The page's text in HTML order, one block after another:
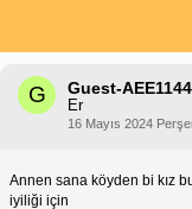
G Guest-
Er
16 Mayıs 2024
Annen sana köyden bi kız
iyiliği için